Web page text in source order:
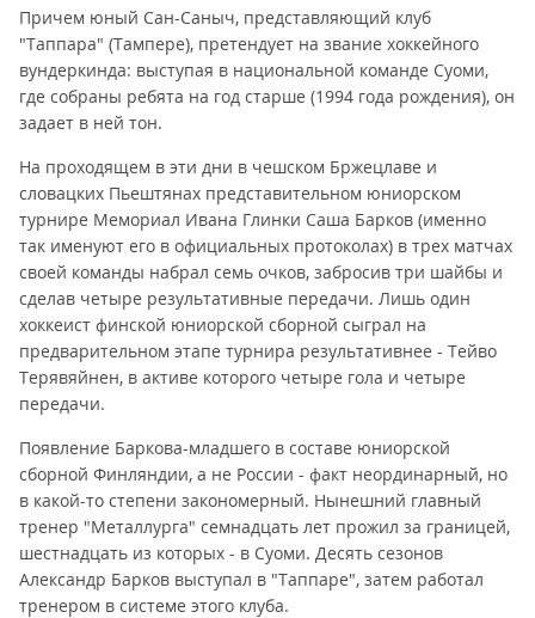
Причем юный Сан-Саныч, представляющий клуб
"Таппара" (Тампере), претендует на звание хоккейного
вундеркинда: выступая в национальной команде Суоми,
где собраны ребята на год старше (1994 года рождения), он
задает в ней тон.
На проходящем в эти дни в чешском Бржецлаве и
словацких Пьештянах представительном юниорском
турнире Мемориал Ивана Глинки Саша Барков (именно
так именуют его в официальных протоколах) в трех матчах
своей команды набрал семь очков, забросив три шайбы и
сделав четыре результативные передачи. Лишь один
хоккеист финской юниорской сборной сыграл на
предварительном этапе турнира результативнее - Тейво
Терявяйнен, в активе которого четыре гола и четыре
передачи.
Появление Баркова-младшего в составе юниорской
сборной Финляндии, а не России - факт неординарный, но
в какой-то степени закономерный. Нынешний главный
тренер "Металлурга" семнадцать лет прожил за границей,
шестнадцать из которых - в Суоми. Десять сезонов
Александр Барков выступал в "Таппаре", затем работал
тренером в системе этого клуба.